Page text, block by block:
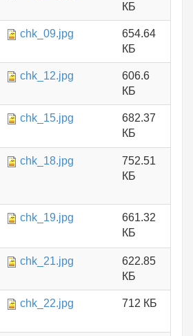
КБ
chk_09.jpg
654.64
КБ
chk_12.jpg
606.6
КБ
chk_15.jpg
682.37
КБ
chk_18.jpg
752.51
КБ
chk_19.jpg
661.32
КБ
chk_21.jpg
622.85
КБ
chk_22.jpg 712 КБ